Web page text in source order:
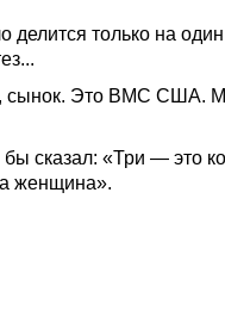
делится только на
сынок. Это ВМС США.
сказал: «Три — это
женщина».